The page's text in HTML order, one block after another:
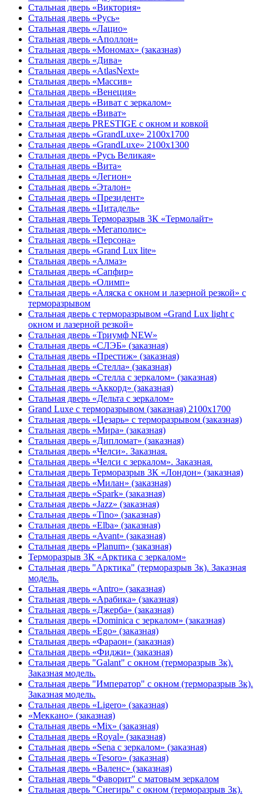
Стальная дверь «Виктория»
Стальная дверь «Русь»
Стальная дверь «Лацио»
Стальная дверь «Аполлон»
Стальная дверь «Мономах» (заказная)
Стальная дверь «Дива»
Стальная дверь «AtlasNext»
Стальная дверь «Массив»
Стальная дверь «Венеция»
Стальная дверь «Виват с зеркалом»
Стальная дверь «Виват»
Стальная дверь PRESTIGE с окном и ковкой
Стальная дверь «GrandLuxe» 2100х1700
Стальная дверь «GrandLuxe» 2100х1300
Стальная дверь «Русь Великая»
Стальная дверь «Вита»
Стальная дверь «Легион»
Стальная дверь «Эталон»
Стальная дверь «Президент»
Стальная дверь «Цитадель»
Стальная дверь Терморазрыв 3К «Термолайт»
Стальная дверь «Мегаполис»
Стальная дверь «Персона»
Стальная дверь «Grand Lux lite»
Стальная дверь «Алмаз»
Стальная дверь «Сапфир»
Стальная дверь «Олимп»
Стальная дверь «Аляска с окном и лазерной резкой» с
терморазрывом
Стальная дверь с терморазрывом «Grand Lux light с
окном и лазерной резкой»
Стальная дверь «Триумф NEW»
Стальная дверь «СЛЭБ» (заказная)
Стальная дверь «Престиж» (заказная)
Стальная дверь «Стелла» (заказная)
Стальная дверь «Стелла с зеркалом» (заказная)
Стальная дверь «Аккорд» (заказная)
Стальная дверь «Дельта с зеркалом»
Grand Luxe с терморазрывом (заказная) 2100х1700
Стальная дверь «Цезарь» с терморазрывом (заказная)
Стальная дверь «Мира» (заказная)
Стальная дверь «Дипломат» (заказная)
Стальная дверь «Челси». Заказная.
Стальная дверь «Челси с зеркалом». Заказная.
Стальная дверь Терморазрыв 3К «Лондон» (заказная)
Стальная дверь «Милан» (заказная)
Стальная дверь «Spark» (заказная)
Стальная дверь «Jazz» (заказная)
Стальная дверь «Tino» (заказная)
Стальная дверь «Elba» (заказная)
Стальная дверь «Avant» (заказная)
Стальная дверь «Planum» (заказная)
Терморазрыв 3К «Арктика с зеркалом»
Стальная дверь "Арктика" (терморазрыв 3к). Заказная
модель.
Стальная дверь «Antro» (заказная)
Стальная дверь «Арабика» (заказная)
Стальная дверь «Джерба» (заказная)
Стальная дверь «Dominica с зеркалом» (заказная)
Стальная дверь «Ego» (заказная)
Стальная дверь «Фараон» (заказная)
Стальная дверь «Фиджи» (заказная)
Стальная дверь "Galant" с окном (терморазрыв 3к).
Заказная модель.
Стальная дверь "Император" с окном (терморазрыв 3к).
Заказная модель.
Стальная дверь «Ligero» (заказная)
«Меккано» (заказная)
Стальная дверь «Mix» (заказная)
Стальная дверь «Royal» (заказная)
Стальная дверь «Sena с зеркалом» (заказная)
Стальная дверь «Tesoro» (заказная)
Стальная дверь «Валенс» (заказная)
Стальная дверь "Фаворит" с матовым зеркалом
Стальная дверь "Снегирь" с окном (терморазрыв 3к).